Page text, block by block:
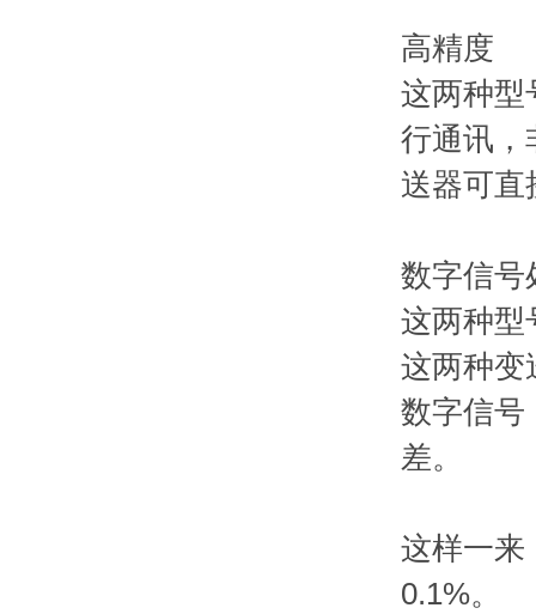
高精度
这两种型
行通讯，
送器可直
数字信号
这两种型
这两种变
数字信号
差。
这样一来
0.1%。